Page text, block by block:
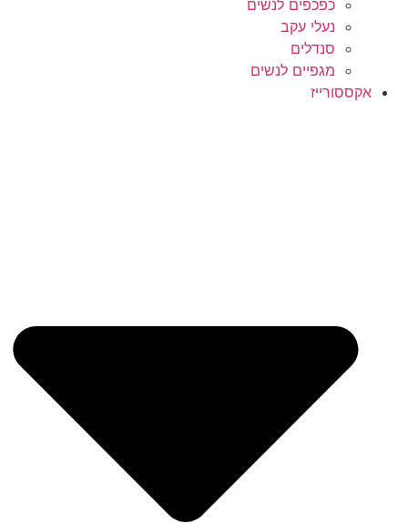
כפכפים לנשים
נעלי עקב
סנדלים
מגפיים לנשים
אקססורייז